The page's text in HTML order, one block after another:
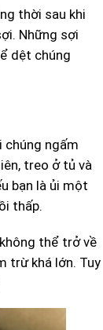
thời sau khi
Những sợi
dệt chúng
chúng ngấm
treo ở tủ và
bạn là ủi một
thấp.
thể trở về
trừ khá lớn. Tuy